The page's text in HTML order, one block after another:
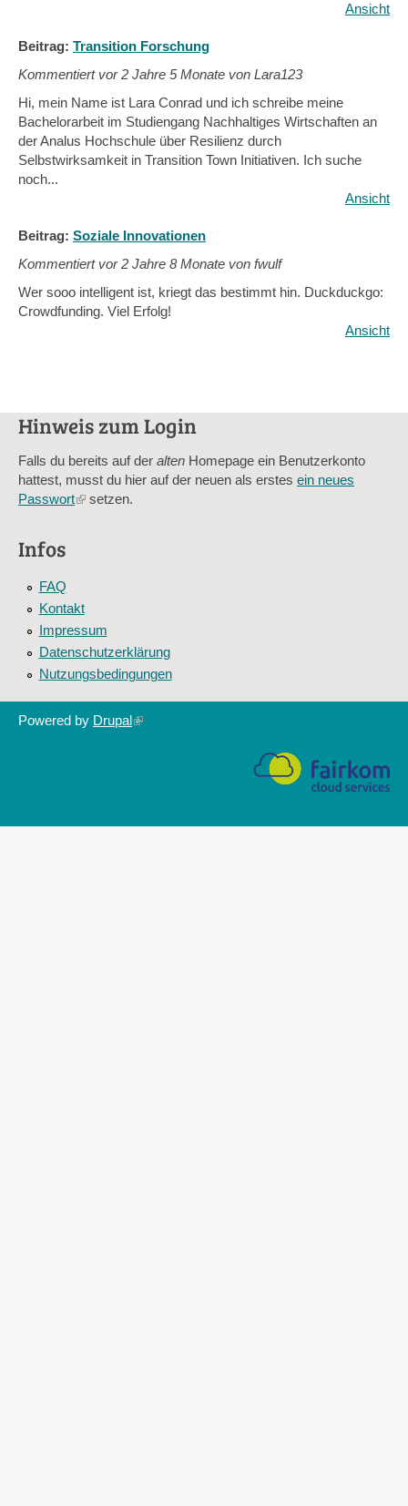
Ansicht
Beitrag: Transition Forschung
Kommentiert vor2 Jahre 5 Monate von Lara123
Hi, mein Name ist Lara Conrad und ich schreibe meine
Bachelorarbeit im Studiengang Nachhaltiges Wirtschaften an
der Analus Hochschule über Resilienz durch
Selbstwirksamkeit in Transition Town Initiativen. Ich suche
noch...
Ansicht
Beitrag: Soziale Innovationen
Kommentiert vor2 Jahre 8 Monate von fwulf
Wer sooo intelligent ist, kriegt das bestimmt hin. Duckduckgo:
Crowdfunding. Viel Erfolg!
Ansicht
Hinweis zum Login
Falls du bereits auf der alten Homepage ein Benutzerkonto
hattest, musst du hier auf der neuen als erstes ein neues
Passwort(linksetzen.
Infos
FAQ
Kontakt
Impressum
Datenschutzerklärung
Nutzungsbedingungen
Powered by Drupal(link